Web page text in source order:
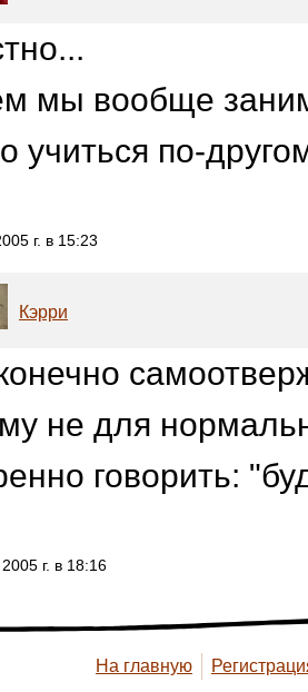
мы вообще
учиться по-
г. в 15:23
Кэрри
не для
говорить:
г. в 18:16
На главную